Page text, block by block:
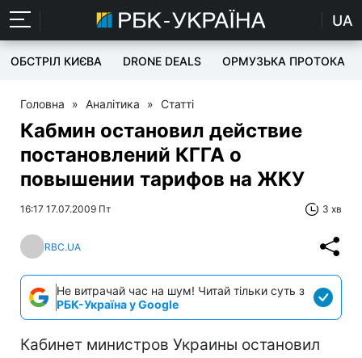
UA
ОБСТРІЛ КИЄВА DRONE DEALS ОРМУЗЬКА ПРОТОКА
Головна » Аналітика » Статті
Кабмин остановил действие
постановлений КГГА о
повышении тарифов на ЖКУ
16:17 17.07.2009 Пт 3 хв
RBC.UA
Не витрачай час на шум! Читай тільки суть з
РБК-Україна у Google
Кабинет министров Украины остановил